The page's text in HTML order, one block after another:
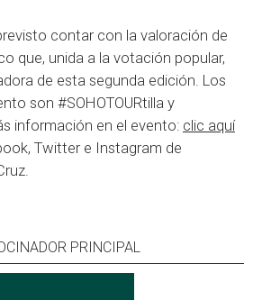
contar con la valoración de
que, unida a la votación popular,
de esta segunda edición. Los
son #SOHOTOURtilla y
información en el evento: clic aquí
Twitter e Instagram de
PRINCIPAL